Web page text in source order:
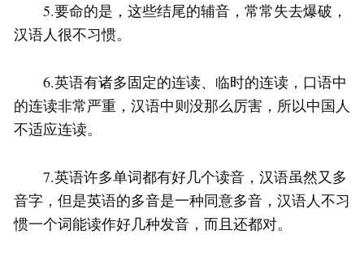
5.要命的是，这些结尾的辅音，常常失去爆破，
汉语人很不习惯。
6.英语有诸多固定的连读、临时的连读，口语中
的连读非常严重，汉语中则没那么厉害，所以中国人
不适应连读。
7.英语许多单词都有好几个读音，汉语虽然又多
音字，但是英语的多音是一种同意多音，汉语人不习
惯一个词能读作好几种发音，而且还都对。